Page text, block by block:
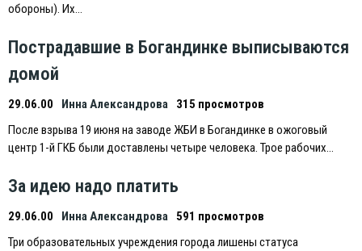
обороны). Их…
Пострадавшие в Богандинке выписываются
домой
29.06.00 Инна Александрова
315 просмотров
После взрыва 19 июня на заводе ЖБИ в Богандинке в ожоговый
центр 1-й ГКБ были доставлены четыре человека. Трое рабочих…
За идею надо платить
29.06.00 Инна Александрова
591 просмотров
Три образовательных учреждения города лишены статуса